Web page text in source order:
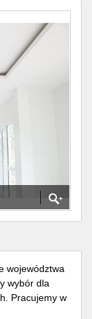
województwa
wybór dla
Pracujemy w